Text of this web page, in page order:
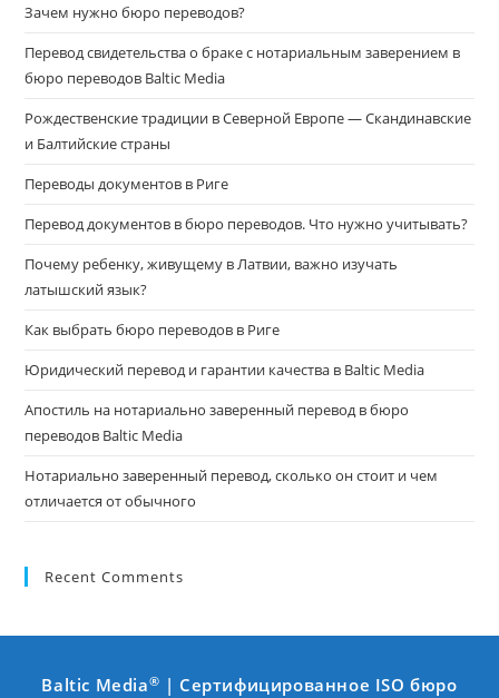
Зачем нужно бюро переводов?
Перевод свидетельства о браке с нотариальным заверением в
бюро переводов Baltic Media
Рождественские традиции в Северной Европе — Скандинавские
и Балтийские страны
Переводы документов в Риге
Перевод документов в бюро переводов. Что нужно учитывать?
Почему ребенку, живущему в Латвии, важно изучать
латышский язык?
Как выбрать бюро переводов в Риге
Юридический перевод и гарантии качества в Baltic Media
Апостиль на нотариально заверенный перевод в бюро
переводов Baltic Media
Нотариально заверенный перевод, сколько он стоит и чем
отличается от обычного
Recent Comments
Baltic Media® | Сертифицированное ISO бюро